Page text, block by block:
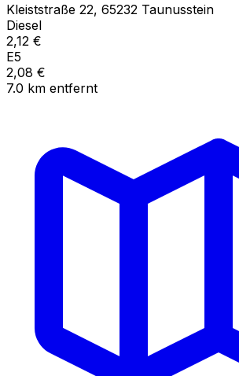
Kleiststraße 22, 65232 Taunusstein
Diesel
2,12 €
E5
2,08 €
7.0 km entfernt